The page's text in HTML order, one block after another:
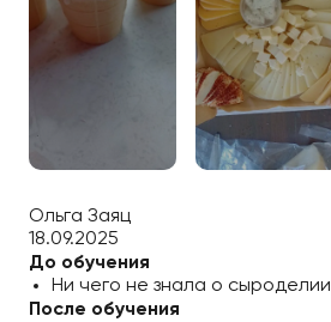
Ольга Заяц
18.09.2025
До обучения
Ни чего не знала о сыроделии
После обучения